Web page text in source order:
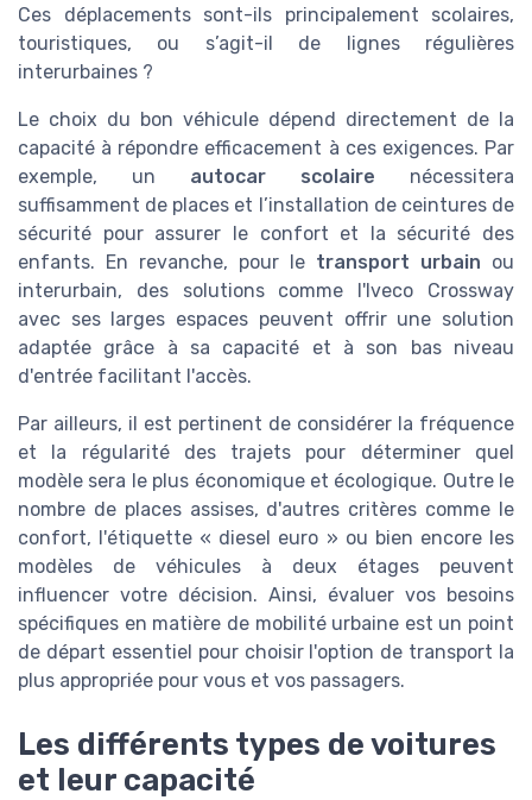
Ces déplacements sont-ils principalement scolaires,
touristiques, ou s’agit-il de lignes régulières
interurbaines ?
Le choix du bon véhicule dépend directement de la
capacité à répondre efficacement à ces exigences. Par
exemple, un autocar scolaire nécessitera
suffisamment de places et l’installation de ceintures de
sécurité pour assurer le confort et la sécurité des
enfants. En revanche, pour le transport urbain ou
interurbain, des solutions comme l'Iveco Crossway
avec ses larges espaces peuvent offrir une solution
adaptée grâce à sa capacité et à son bas niveau
d'entrée facilitant l'accès.
Par ailleurs, il est pertinent de considérer la fréquence
et la régularité des trajets pour déterminer quel
modèle sera le plus économique et écologique. Outre le
nombre de places assises, d'autres critères comme le
confort, l'étiquette « diesel euro » ou bien encore les
modèles de véhicules à deux étages peuvent
influencer votre décision. Ainsi, évaluer vos besoins
spécifiques en matière de mobilité urbaine est un point
de départ essentiel pour choisir l'option de transport la
plus appropriée pour vous et vos passagers.
Les différents types de voitures
et leur capacité